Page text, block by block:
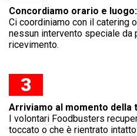
Concordiamo orario e luogo:
Ci coordiniamo con il catering
nessun intervento speciale da
ricevimento.
3
Arriviamo al momento della
I volontari Foodbusters
toccato o che è rientrato